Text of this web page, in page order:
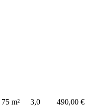
75 m² 3,0 490,00 €